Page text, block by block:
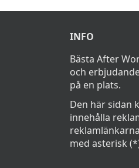
INFO
Bästa After
och
på en plats.
Den här sidan
innehålla
med asterisk